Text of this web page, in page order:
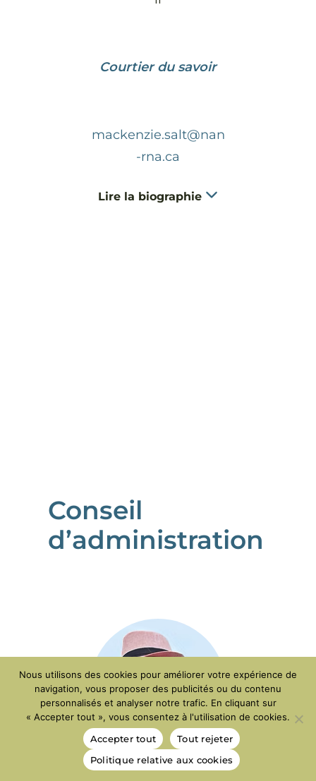
Courtier du savoir
mackenzie.salt@nan
-rna.ca
Lire la biographie
Conseil
d’administration
Nous utilisons des cookies pour améliorer votre expérience de
navigation, vous proposer des publicités ou du contenu
personnalisés et analyser notre trafic. En cliquant sur
« Accepter tout », vous consentez à l'utilisation de cookies.
Accepter tout
Tout rejeter
Politique relative aux cookies